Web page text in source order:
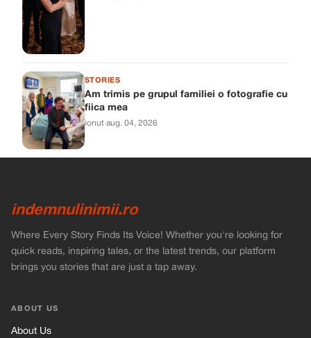
STORIES
Am trimis pe grupul familiei o fotografie cu
fiica mea
ionut·aug. 04, 2026
indemnulinimii.ro
Where Every Story Finds Its Voice! Whether you're looking for
quick reads, inspiring tales, or the latest trends, our platform
brings you stories that are just a tap away.
ABOUT US
About Us